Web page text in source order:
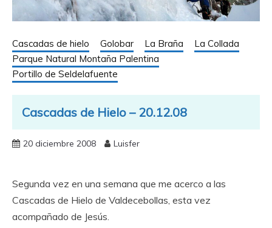
Cascadas de hielo Golobar La Braña
La Collada
Parque Natural Montaña Palentina
Portillo de Seldelafuente
Cascadas de Hielo – 20.12.08
20 diciembre 2008 Luisfer
Segunda vez en una semana que me acerco a las
Cascadas de Hielo de Valdecebollas, esta vez
acompañado de Jesús.